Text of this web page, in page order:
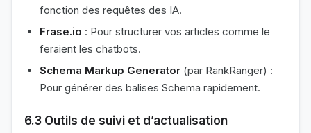
fonction des requêtes des IA.
Frase.io : Pour structurer vos articles comme le
feraient les chatbots.
Schema Markup Generator (par RankRanger) :
Pour générer des balises Schema rapidement.
6.3 Outils de suivi et d’actualisation